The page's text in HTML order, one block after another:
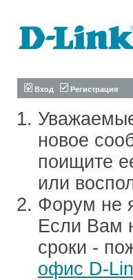
Вход Регистрация
новое
поищите
или
Форум не
Если Вам
сроки -
офис D-